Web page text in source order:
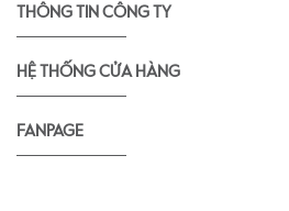
THÔNG TIN CÔNG TY
HỆ THỐNG CỬA HÀNG
FANPAGE